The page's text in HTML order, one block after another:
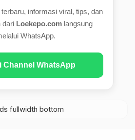
informasi viral, tips, dan
dari Loekepo.comlangsung
WhatsApp.
Channel WhatsApp